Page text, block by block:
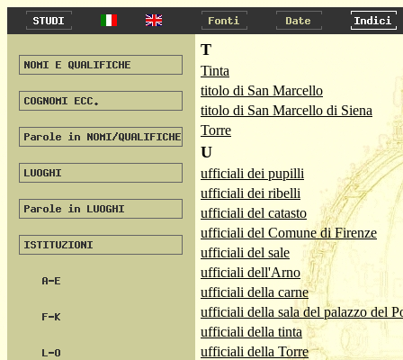
T
Tinta
titolo di San Marcello
titolo di San Marcello di Siena
Torre
U
ufficiali dei pupilli
ufficiali dei ribelli
ufficiali del catasto
ufficiali del Comune di Firenze
ufficiali del sale
ufficiali dell'Arno
ufficiali della carne
ufficiali della sala del palazzo del
ufficiali della tinta
ufficiali della Torre